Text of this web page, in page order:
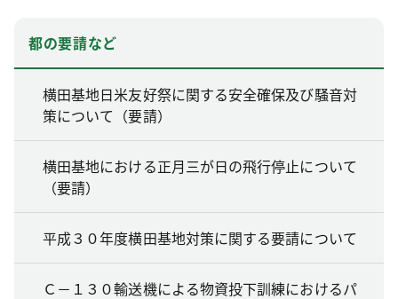
都の要請など
横田基地日米友好祭に関する安全確保及び騒音対
策について（要請）
横田基地における正月三が日の飛行停止について
（要請）
平成３０年度横田基地対策に関する要請について
Ｃ－１３０輸送機による物資投下訓練におけるパ